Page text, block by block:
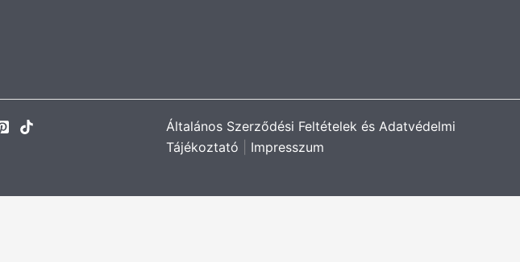
Általános Szerződési Feltételek és Adatvédelmi
Tájékoztató
Impresszum